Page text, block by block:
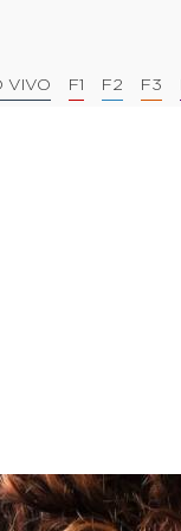
VIVO F1 F2 F3